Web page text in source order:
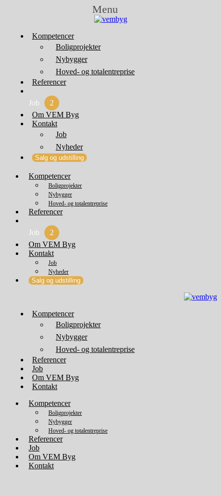
Menu
Kompetencer
Boligprojekter
Nybygger
Hoved- og totalentreprise
Referencer
Job
2
Om VEM Byg
Kontakt
Job
Nyheder
Salg og udstilling
Kompetencer
Boligprojekter
Nybygger
Hoved- og totalentreprise
Referencer
Job
2
Om VEM Byg
Kontakt
Job
Nyheder
Salg og udstilling
Kompetencer
Boligprojekter
Nybygger
Hoved- og totalentreprise
Referencer
Job
Om VEM Byg
Kontakt
Kompetencer
Boligprojekter
Nybygger
Hoved- og totalentreprise
Referencer
Job
Om VEM Byg
Kontakt